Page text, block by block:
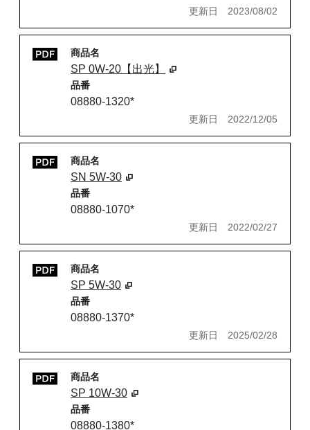
更新日 2023/08/02
商品名
SP 0W-20【出光】
品番
08880-1320*
更新日 2022/12/05
商品名
SN 5W-30
品番
08880-1070*
更新日 2022/02/27
商品名
SP 5W-30
品番
08880-1370*
更新日 2025/02/28
商品名
SP 10W-30
品番
08880-1380*